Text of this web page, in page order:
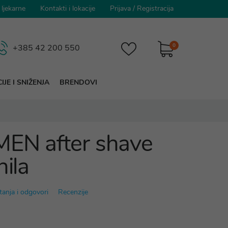
Kontakti i lokacije Prijava / Registracija
0
+385 42 200 550
I SNIŽENJA BRENDOVI
after shave
i odgovori Recenzije